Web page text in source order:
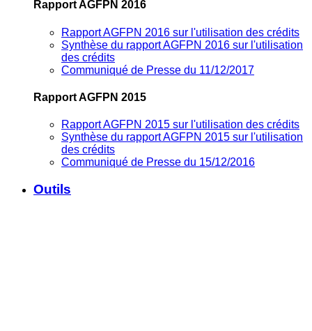
Rapport AGFPN 2016
Rapport AGFPN 2016 sur l'utilisation des crédits
Synthèse du rapport AGFPN 2016 sur l'utilisation
des crédits
Communiqué de Presse du 11/12/2017
Rapport AGFPN 2015
Rapport AGFPN 2015 sur l'utilisation des crédits
Synthèse du rapport AGFPN 2015 sur l'utilisation
des crédits
Communiqué de Presse du 15/12/2016
Outils